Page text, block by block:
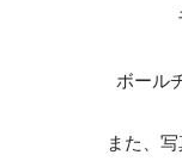
ボール
また、